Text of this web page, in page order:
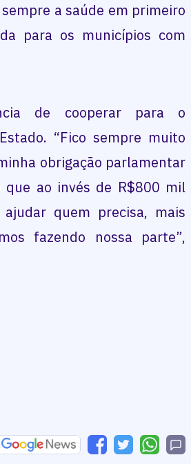
a saúde em primeiro
para os municípios com
de cooperar para o
“Fico sempre muito
obrigação parlamentar
ao invés de R$800 mil
quem precisa, mais
fazendo nossa parte”,